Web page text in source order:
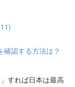
確認する方法は？
すれば日本は最高